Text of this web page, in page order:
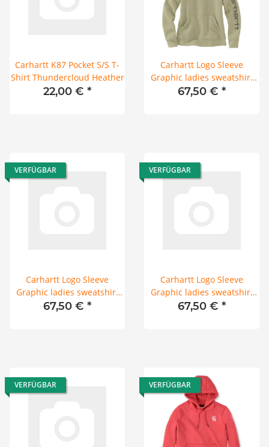
Carhartt K87 Pocket S/S T-
Shirt Thundercloud Heather
22,00 € *
Carhartt Logo Sleeve
Graphic ladies sweatshirt
dried clay
67,50 € *
VERFÜGBAR
Carhartt Logo Sleeve
Graphic ladies sweatshirt
dried clay
67,50 € *
VERFÜGBAR
Carhartt Logo Sleeve
Graphic ladies sweatshirt
dried clay
67,50 € *
VERFÜGBAR VERFÜGBAR